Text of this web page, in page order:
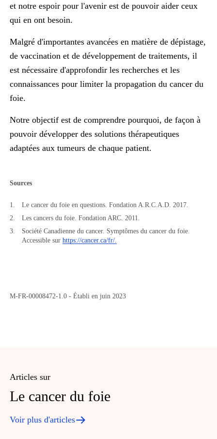
et notre espoir pour l'avenir est de pouvoir aider ceux
qui en ont besoin.
Malgré d'importantes avancées en matière de dépistage,
de vaccination et de développement de traitements, il
est nécessaire d'approfondir les recherches et les
connaissances pour limiter la propagation du cancer du
foie.
Notre objectif est de comprendre pourquoi, de façon à
pouvoir développer des solutions thérapeutiques
adaptées aux tumeurs de chaque patient.
Sources
Le cancer du foie en questions. Fondation A.R.C.A.D. 2017.
Les cancers du foie. Fondation ARC. 2011.
Société Canadienne du cancer. Symptômes du cancer du foie.
Accessible sur https://cancer.ca/fr/.
M-FR-00008472-1.0 - Établi en juin 2023
Articles sur
Le cancer du foie
Voir plus d'articles